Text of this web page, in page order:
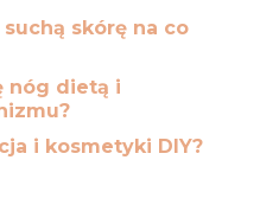
skórę na co
nóg dietą i
i kosmetyki DIY?